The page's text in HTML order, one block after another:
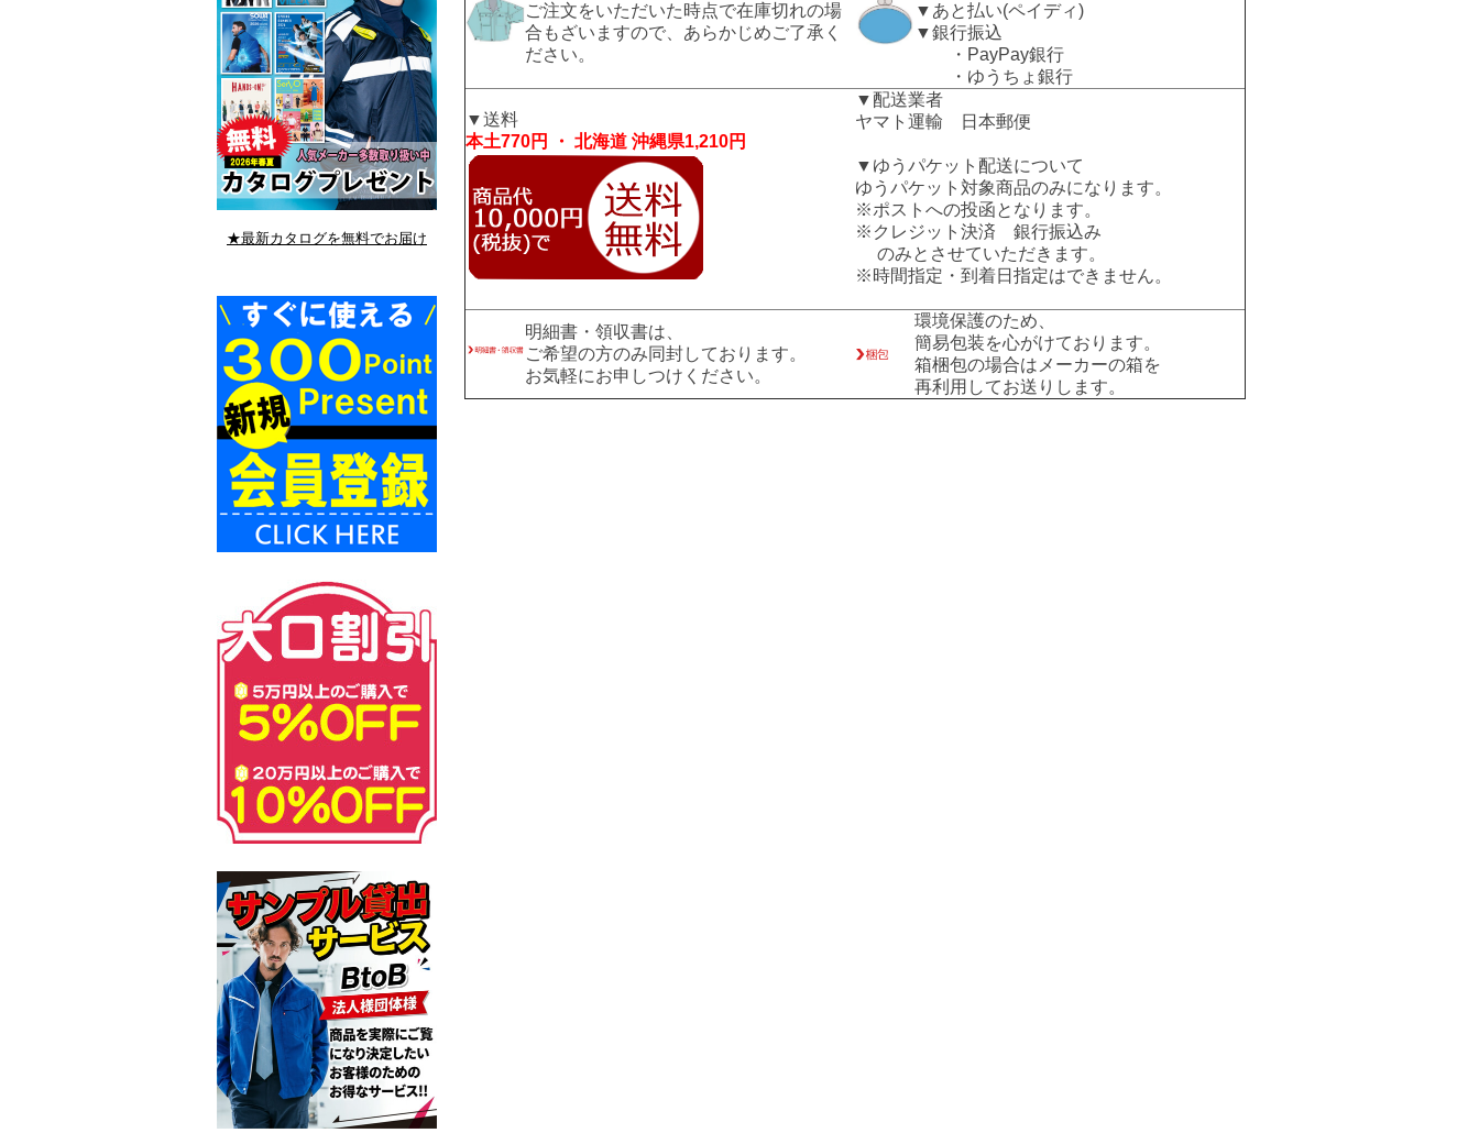
ご注文をいただいた時点で在庫切れの場
合もざいますので、あらかじめご了承く
ださい。
▼あと払い(ペイディ)
▼銀行振込
・PayPay銀行
・ゆうちょ銀行
▼送料
本土770円 ・ 北海道 沖縄県1,210円
▼配送業者
ヤマト運輸 日本郵便
▼ゆうパケット配送について
ゆうパケット対象商品のみになります。
※ポストへの投函となります。
※クレジット決済 銀行振込み
のみとさせていただきます。
※時間指定・到着日指定はできません。
明細書・領収書は、
ご希望の方のみ同封しております。
お気軽にお申しつけください。
環境保護のため、
簡易包装を心がけております。
箱梱包の場合はメーカーの箱を
再利用してお送りします。
★最新カタログを無料でお届け